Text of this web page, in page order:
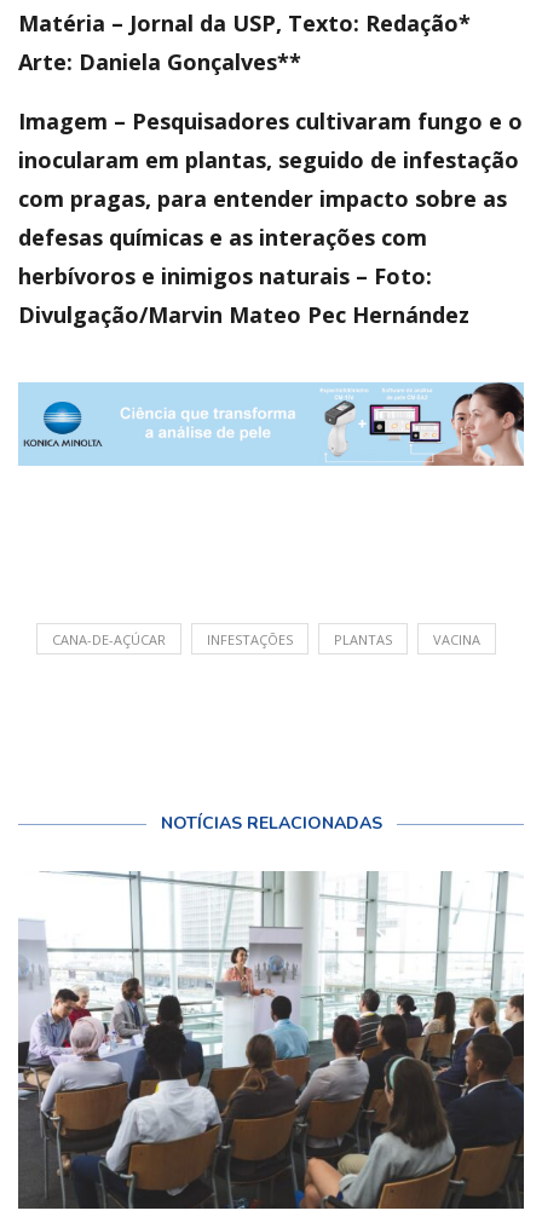
Matéria – Jornal da USP, Texto: Redação*
Arte: Daniela Gonçalves**
Imagem – Pesquisadores cultivaram fungo e o
inocularam em plantas, seguido de infestação
com pragas, para entender impacto sobre as
defesas químicas e as interações com
herbívoros e inimigos naturais – Foto:
Divulgação/Marvin Mateo Pec Hernández
CANA-DE-AÇÚCAR INFESTAÇÕES PLANTAS VACINA
NOTÍCIAS RELACIONADAS